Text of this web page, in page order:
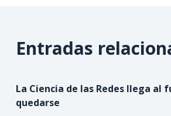
Entradas
La Ciencia de las Redes llega al
quedarse